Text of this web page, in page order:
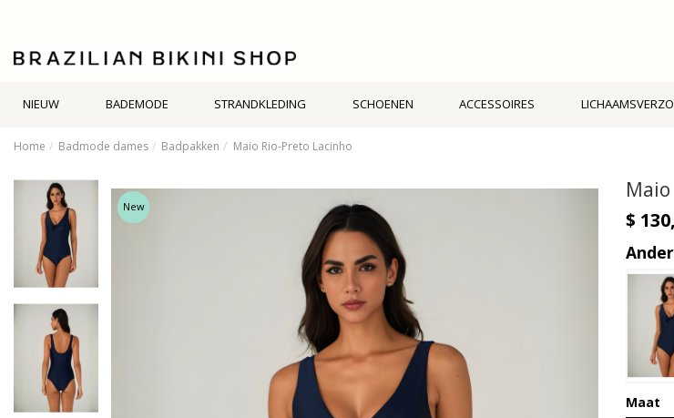
NIEUW BADEMODE STRANDKLEDING SCHOENEN ACCESSOIRES
Home Badmode dames Badpakken Maio Rio-Preto Lacinho
New
$
Maat